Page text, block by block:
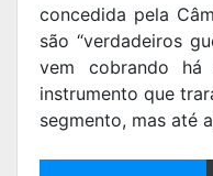
concedida pela
são “verdadeiros
vem cobrando
instrumento que
segmento, mas até